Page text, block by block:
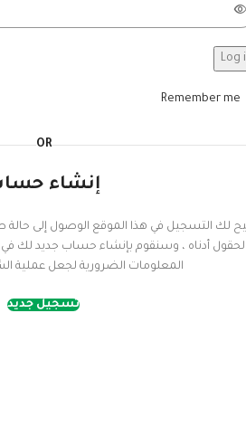
Log
Remember me
OR
إنشاء
لك التسجيل في هذا الموقع الوصول إلى
أدناه ، وسنقوم بإنشاء حساب جديد
المعلومات الضرورية لجعل عملية
تسجيل جديد